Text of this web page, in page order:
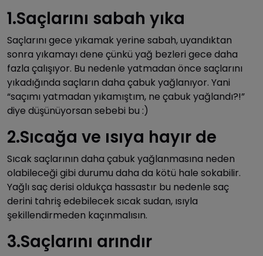
1.Saçlarını sabah yıka
Saçlarını gece yıkamak yerine sabah, uyandıktan
sonra yıkamayı dene çünkü yağ bezleri gece daha
fazla çalışıyor. Bu nedenle yatmadan önce saçlarını
yıkadığında saçların daha çabuk yağlanıyor. Yani
“saçımı yatmadan yıkamıştım, ne çabuk yağlandı?!”
diye düşünüyorsan sebebi bu :)
2.Sıcağa ve ısıya hayır de
Sıcak saçlarının daha çabuk yağlanmasına neden
olabileceği gibi durumu daha da kötü hale sokabilir.
Yağlı saç derisi oldukça hassastır bu nedenle saç
derini tahriş edebilecek sıcak sudan, ısıyla
şekillendirmeden kaçınmalısın.
3.Saçlarını arındır